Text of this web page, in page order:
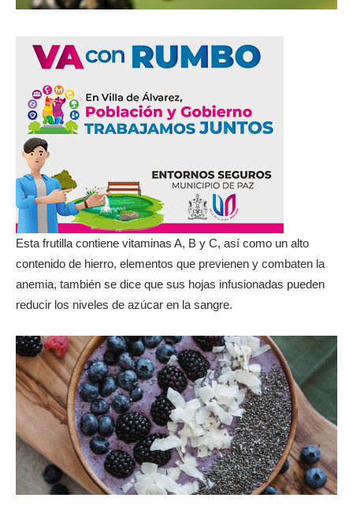
Esta frutilla contiene vitaminas A, B y C, así como un alto
contenido de hierro, elementos que previenen y combaten la
anemia, también se dice que sus hojas infusionadas pueden
reducir los niveles de azúcar en la sangre.